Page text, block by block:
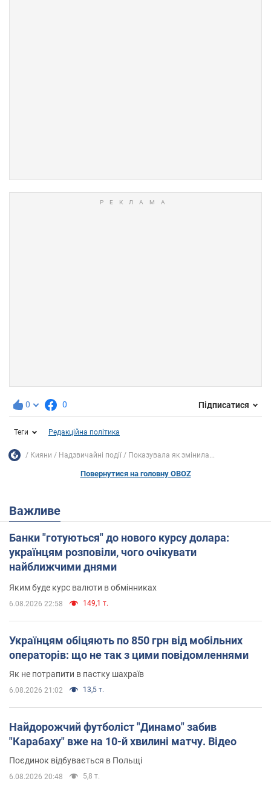
0 0 Підписатися
Теги Редакційна політика
Кияни Надзвичайні події Показувала як змінила...
Повернутися на головну OBOZ
Важливе
Банки "готуються" до нового курсу долара:
українцям розповіли, чого очікувати
найближчими днями
Яким буде курс валюти в обмінниках
6.08.2026 22:58 149,1 т.
Українцям обіцяють по 850 грн від мобільних
операторів: що не так з цими повідомленнями
Як не потрапити в пастку шахраїв
6.08.2026 21:02 13,5 т.
Найдорожчий футболіст "Динамо" забив
"Карабаху" вже на 10-й хвилині матчу. Відео
Поєдинок відбувається в Польщі
6.08.2026 20:48 5,8 т.